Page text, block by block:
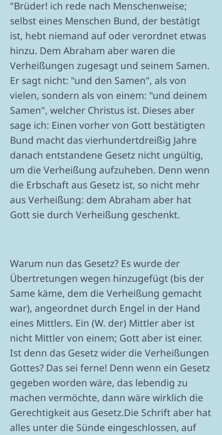
"Brüder! ich rede nach Menschenweise;
selbst eines Menschen Bund, der bestätigt
ist, hebt niemand auf oder verordnet etwas
hinzu. Dem Abraham aber waren die
Verheißungen zugesagt und seinem Samen.
Er sagt nicht: "und den Samen", als von
vielen, sondern als von einem: "und deinem
Samen", welcher Christus ist. Dieses aber
sage ich: Einen vorher von Gott bestätigten
Bund macht das vierhundertdreißig Jahre
danach entstandene Gesetz nicht ungültig,
um die Verheißung aufzuheben. Denn wenn
die Erbschaft aus Gesetz ist, so nicht mehr
aus Verheißung: dem Abraham aber hat
Gott sie durch Verheißung geschenkt.
Warum nun das Gesetz? Es wurde der
Übertretungen wegen hinzugefügt (bis der
Same käme, dem die Verheißung gemacht
war), angeordnet durch Engel in der Hand
eines Mittlers. Ein (W. der) Mittler aber ist
nicht Mittler von einem; Gott aber ist einer.
Ist denn das Gesetz wider die Verheißungen
Gottes? Das sei ferne! Denn wenn ein Gesetz
gegeben worden wäre, das lebendig zu
machen vermöchte, dann wäre wirklich die
Gerechtigkeit aus Gesetz.Die Schrift aber hat
alles unter die Sünde eingeschlossen, auf